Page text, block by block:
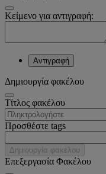
Κείμενο για αντιγραφή:
Αντιγραφή
Δημιουργία φακέλου
Tίτλος φακέλου
Προσθέστε tags
Δημιουργία φακέλου
Επεξεργασία Φακέλου